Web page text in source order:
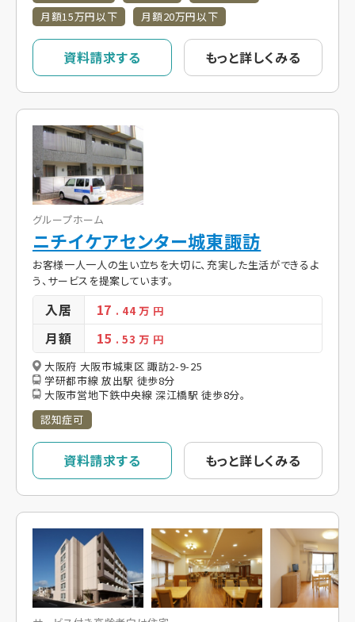
月額15万円以下
月額20万円以下
資料請求する もっと詳しくみる
グループホーム
ニチイケアセンター城東諏訪
お客様一人一人の生い立ちを大切に、充実した生活ができるよ
う、サービスを提案しています。
入居 17 . 44万 円
月額 15 . 53万 円
大阪府 大阪市城東区 諏訪2-9-25
学研都市線 放出駅 徒歩8分
大阪市営地下鉄中央線 深江橋駅 徒歩8分。
認知症可
資料請求する もっと詳しくみる